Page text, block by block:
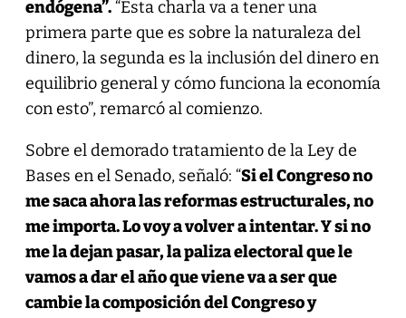
endógena”.“Esta charla va a tener una
primera parte que es sobre la naturaleza del
dinero, la segunda es la inclusión del dinero en
equilibrio general y cómo funciona la economía
con esto”, remarcó al comienzo.
Sobre el demorado tratamiento de la Ley de
Bases en el Senado, señaló: “Si el Congreso no
me saca ahora las reformas estructurales, no
me importa. Lo voy a volver a intentar. Y si no
me la dejan pasar, la paliza electoral que le
vamos a dar el año que viene va a ser que
cambie la composición del Congreso y